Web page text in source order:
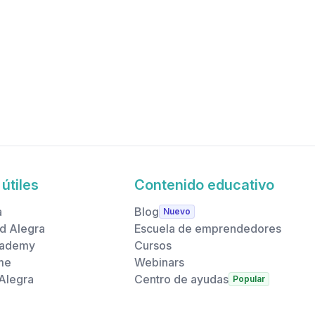
Alegra
Contenido educativo
Blog Nuevo
Escuela de emprendedores
Cursos
Webinars
Centro de ayudas Popular